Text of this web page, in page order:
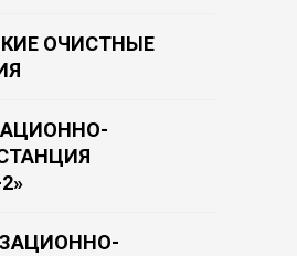
ОЧИСТНЫЕ